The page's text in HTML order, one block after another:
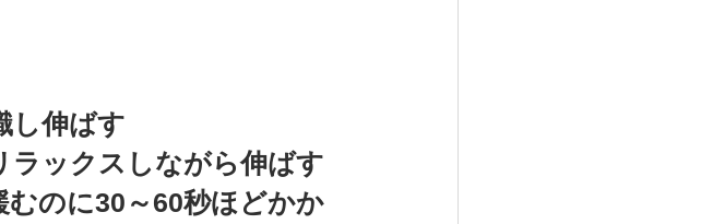
し伸ばす
ラックスしながら伸ばす
のに30～60秒ほどかか